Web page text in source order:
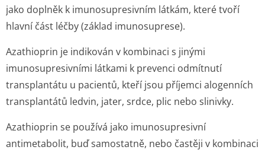
jako doplněk k imunosupresivním látkám, které tvoří
hlavní část léčby (základ imunosuprese).
Azathioprin je indikován v kombinaci s jinými
imunosupresivními látkami k prevenci odmítnutí
transplantátu u pacientů, kteří jsou příjemci alogenních
transplantátů ledvin, jater, srdce, plic nebo slinivky.
Azathioprin se používá jako imunosupresivní
antimetabolit, buď samostatně, nebo častěji v kombinaci